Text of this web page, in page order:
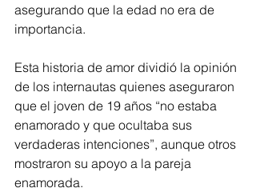
asegurando que la edad no era de
importancia.
Esta historia de amor dividió la opinión
de los internautas quienes aseguraron
que el joven de 19 años “no estaba
enamorado y que ocultaba sus
verdaderas intenciones”, aunque otros
mostraron su apoyo a la pareja
enamorada.